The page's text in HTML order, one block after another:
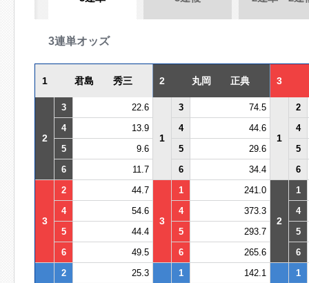
3連単オッズ
1 君島 秀三 2 丸岡 正典 3
2
3 22.6
1
3 74.5
1
2
4
13.9 4 44.6
4
5
9.6 5 29.6
5
6
11.7 6 34.4 6
3
2 44.7
3
1 241.0
2
1
4
54.6 4 373.3
4
5
44.4 5 293.7
5
6
49.5 6 265.6 6
2 25.3 1 142.1
1